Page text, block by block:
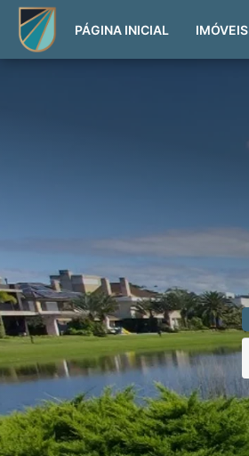
PÁGINA INICIAL IMÓVEIS